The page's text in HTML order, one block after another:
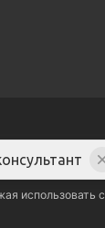
использовать